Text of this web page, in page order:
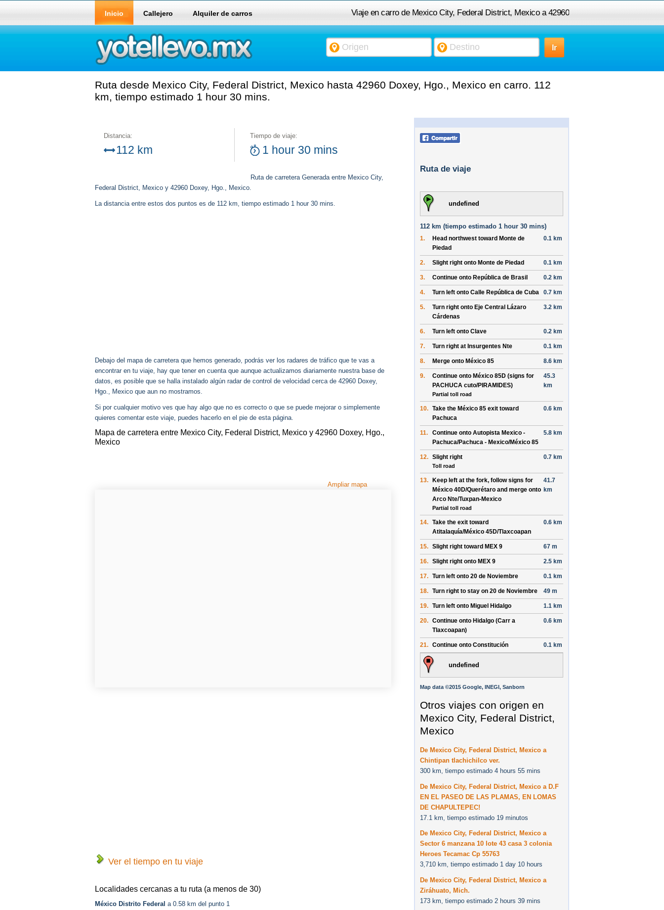
Viaje en carro de Mexico City, Federal District, Mexico a 42960
Doxey, Hgo., Mexico
Inicio Callejero Alquiler de carros
Ruta desde Mexico City, Federal District, Mexico hasta 42960 Doxey, Hgo., Mexico en carro. 112
km, tiempo estimado 1 hour 30 mins.
Distancia:
112 km
Tiempo de viaje:
1 hour 30 mins
Ruta de carretera Generada entre Mexico City,
Federal District, Mexico y 42960 Doxey, Hgo., Mexico.
La distancia entre estos dos puntos es de 112 km, tiempo estimado 1 hour 30 mins.
Debajo del mapa de carretera que hemos generado, podrás ver los radares de tráfico que te vas a
encontrar en tu viaje, hay que tener en cuenta que aunque actualizamos diariamente nuestra base de
datos, es posible que se halla instalado algún radar de control de velocidad cerca de 42960 Doxey,
Hgo., Mexico que aun no mostramos.
Si por cualquier motivo ves que hay algo que no es correcto o que se puede mejorar o simplemente
quieres comentar este viaje, puedes hacerlo en el pie de esta página.
Mapa de carretera entre Mexico City, Federal District, Mexico y 42960 Doxey, Hgo.,
Mexico
Ampliar mapa
Ver el tiempo en tu viaje
Localidades cercanas a tu ruta (a menos de 30)
México Distrito Federal a 0.58 km del punto 1
Ruta de viaje
undefined
112 km (tiempo estimado 1 hour 30 mins)
1. Head northwest toward Monte de
Piedad
0.1 km
2. Slight right onto Monte de Piedad 0.1 km
3. Continue onto República de Brasil 0.2 km
4. Turn left onto Calle República de Cuba 0.7 km
5. Turn right onto Eje Central Lázaro
Cárdenas
3.2 km
6. Turn left onto Clave 0.2 km
7. Turn right at Insurgentes Nte 0.1 km
8. Merge onto México 85 8.6 km
9. Continue onto México 85D (signs for
PACHUCA cuto/PIRAMIDES)
Partial toll road
45.3
km
10. Take the México 85 exit toward
Pachuca
0.6 km
11. Continue onto Autopista Mexico -
Pachuca/Pachuca - Mexico/México 85
5.8 km
12. Slight right
Toll road
0.7 km
13. Keep left at the fork, follow signs for
México 40D/Querétaro and merge onto
Arco Nte/Tuxpan-Mexico
Partial toll road
41.7
km
14. Take the exit toward
Atitalaquía/México 45D/Tlaxcoapan
0.6 km
15. Slight right toward MEX 9 67 m
16. Slight right onto MEX 9 2.5 km
17. Turn left onto 20 de Noviembre 0.1 km
18. Turn right to stay on 20 de Noviembre 49 m
19. Turn left onto Miguel Hidalgo 1.1 km
20. Continue onto Hidalgo (Carr a
Tlaxcoapan)
0.6 km
21. Continue onto Constitución 0.1 km
undefined
Map data ©2015 Google, INEGI, Sanborn
Otros viajes con origen en
Mexico City, Federal District,
Mexico
De Mexico City, Federal District, Mexico a
Chintipan tlachichilco ver.
300 km, tiempo estimado 4 hours 55 mins
De Mexico City, Federal District, Mexico a D.F
EN EL PASEO DE LAS PLAMAS, EN LOMAS
DE CHAPULTEPEC!
17.1 km, tiempo estimado 19 minutos
De Mexico City, Federal District, Mexico a
Sector 6 manzana 10 lote 43 casa 3 colonia
Heroes Tecamac Cp 55763
3,710 km, tiempo estimado 1 day 10 hours
De Mexico City, Federal District, Mexico a
Ziráhuato, Mich.
173 km, tiempo estimado 2 hours 39 mins